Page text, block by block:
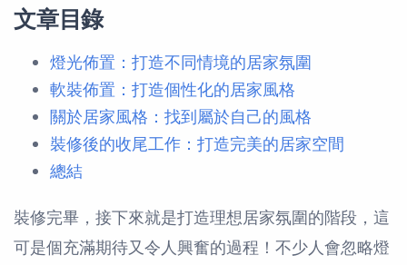
文章目錄
燈光佈置：打造不同情境的居家氛圍
軟裝佈置：打造個性化的居家風格
關於居家風格：找到屬於自己的風格
裝修後的收尾工作：打造完美的居家空間
總結
裝修完畢，接下來就是打造理想居家氛圍的階段，這
可是個充滿期待又令人興奮的過程！不少人會忽略燈